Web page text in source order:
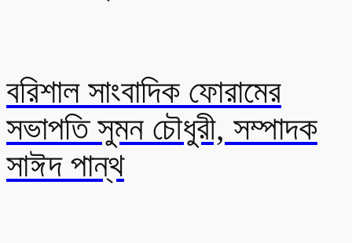
বরিশাল সাংবাদিক ফোরামের
সভাপতি সুমন চৌধুরী, সম্পাদক
সাঈদ পান্থ